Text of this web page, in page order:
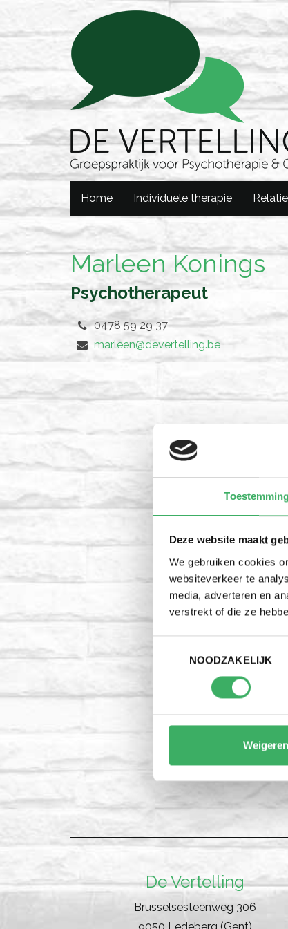
Deze website maakt
We gebruiken cookies
websiteverkeer te
media, adverteren en
verstrekt of die ze
NOODZAKELIJK
Weigeren
Home Individuele therapie
Marleen Konings
Psychotherapeut
0478 59 29 37
marleen@devertelling.be
De Vertelling
Brusselsesteenweg 306